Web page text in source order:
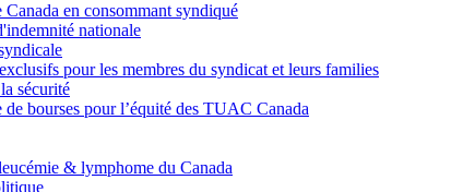
Canada en consommant syndiqué
nationale
pour les membres du syndicat et leurs families
sécurité
de bourses pour l’équité des TUAC Canada
& lymphome du Canada